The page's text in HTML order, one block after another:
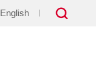
English